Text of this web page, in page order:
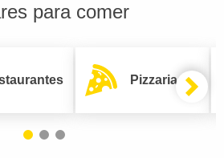
para comer
Pizzarias